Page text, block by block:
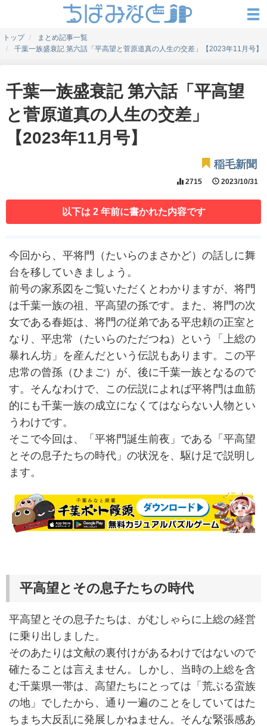
トップ
まとめ記事一覧
千葉一族盛衰記 第六話「平高望と菅原道真の人生の交差」【2023年11月号】
千葉一族盛衰記 第六話「平高望
と菅原道真の人生の交差」
【2023年11月号】
稲毛新聞
2715 2023/10/31
以下は 2 年前に書かれた内容です
今回から、平将門（たいらのまさかど）の話しに舞
台を移していきましょう。
前号の家系図をご覧いただくとわかりますが、将門
は千葉一族の祖、平高望の孫です。また、将門の次
女である春姫は、将門の従弟である平忠頼の正室と
なり、平忠常（たいらのただつね）という「上総の
暴れん坊」を産んだという伝説もあります。この平
忠常の曾孫（ひまご）が、後に千葉一族となるので
す。そんなわけで、この伝説によれば平将門は血筋
的にも千葉一族の成立になくてはならない人物とい
うわけです。
そこで今回は、「平将門誕生前夜」である「平高望
とその息子たちの時代」の状況を、駆け足で説明し
ます。
平高望とその息子たちの時代
平高望とその息子たちは、がむしゃらに上総の経営
に乗り出しました。
そのあたりは文献の裏付けがあるわけではないので
確たることは言えません。しかし、当時の上総を含
む千葉県一帯は、高望たちにとっては「荒ぶる蛮族
の地」でしたから、通り一遍のことをしていてはた
ちまち大反乱に発展しかねません。そんな緊張感あ